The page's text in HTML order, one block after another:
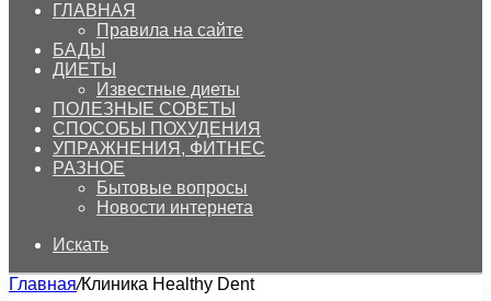
ГЛАВНАЯ
Правила на сайте
БАДЫ
ДИЕТЫ
Известные диеты
ПОЛЕЗНЫЕ СОВЕТЫ
СПОСОБЫ ПОХУДЕНИЯ
УПРАЖНЕНИЯ, ФИТНЕС
РАЗНОЕ
Бытовые вопросы
Новости интернета
Искать
Главная/Клиника Healthy Dent